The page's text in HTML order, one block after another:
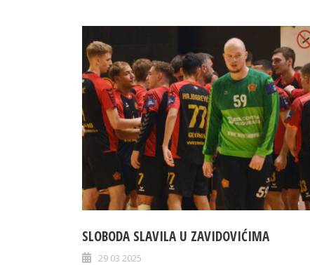
SLOBODA SLAVILA U ZAVIDOVIĆIMA
29 03 2025